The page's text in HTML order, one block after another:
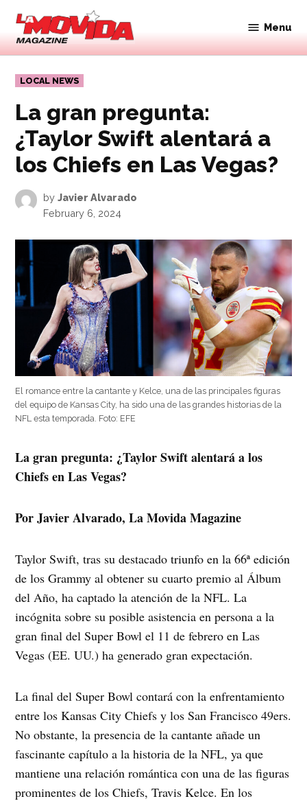
Skip
content
Movida
Magazine
Menu
POSTED
IN
LOCAL NEWS
La gran pregunta:
¿Taylor Swift alentará a
los Chiefs en Las Vegas?
by Javier Alvarado
February 6, 2024
El romance entre la cantante y Kelce, una de las principales figuras
del equipo de Kansas City, ha sido una de las grandes historias de la
NFL esta temporada. Foto: EFE
La gran pregunta: ¿Taylor Swift alentará a los
Chiefs en Las Vegas?
Por Javier Alvarado, La Movida Magazine
Taylor Swift, tras su destacado triunfo en la 66ª edición
de los Grammy al obtener su cuarto premio al Álbum
del Año, ha captado la atención de la NFL. La
incógnita sobre su posible asistencia en persona a la
gran final del Super Bowl el 11 de febrero en Las
Vegas (EE. UU.) ha generado gran expectación.
La final del Super Bowl contará con la enfrentamiento
entre los Kansas City Chiefs y los San Francisco 49ers.
No obstante, la presencia de la cantante añade un
fascinante capítulo a la historia de la NFL, ya que
mantiene una relación romántica con una de las figuras
prominentes de los Chiefs, Travis Kelce. En los